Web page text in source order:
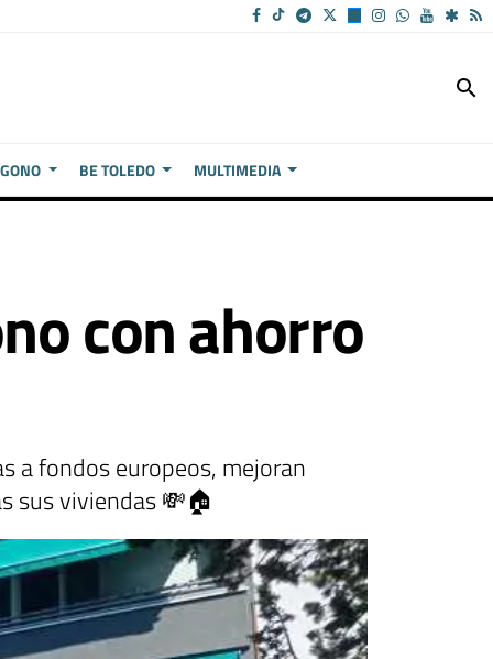
search
BE TOLEDO MULTIMEDIA
con ahorro
a fondos europeos, mejoran
sus viviendas 💸🏠